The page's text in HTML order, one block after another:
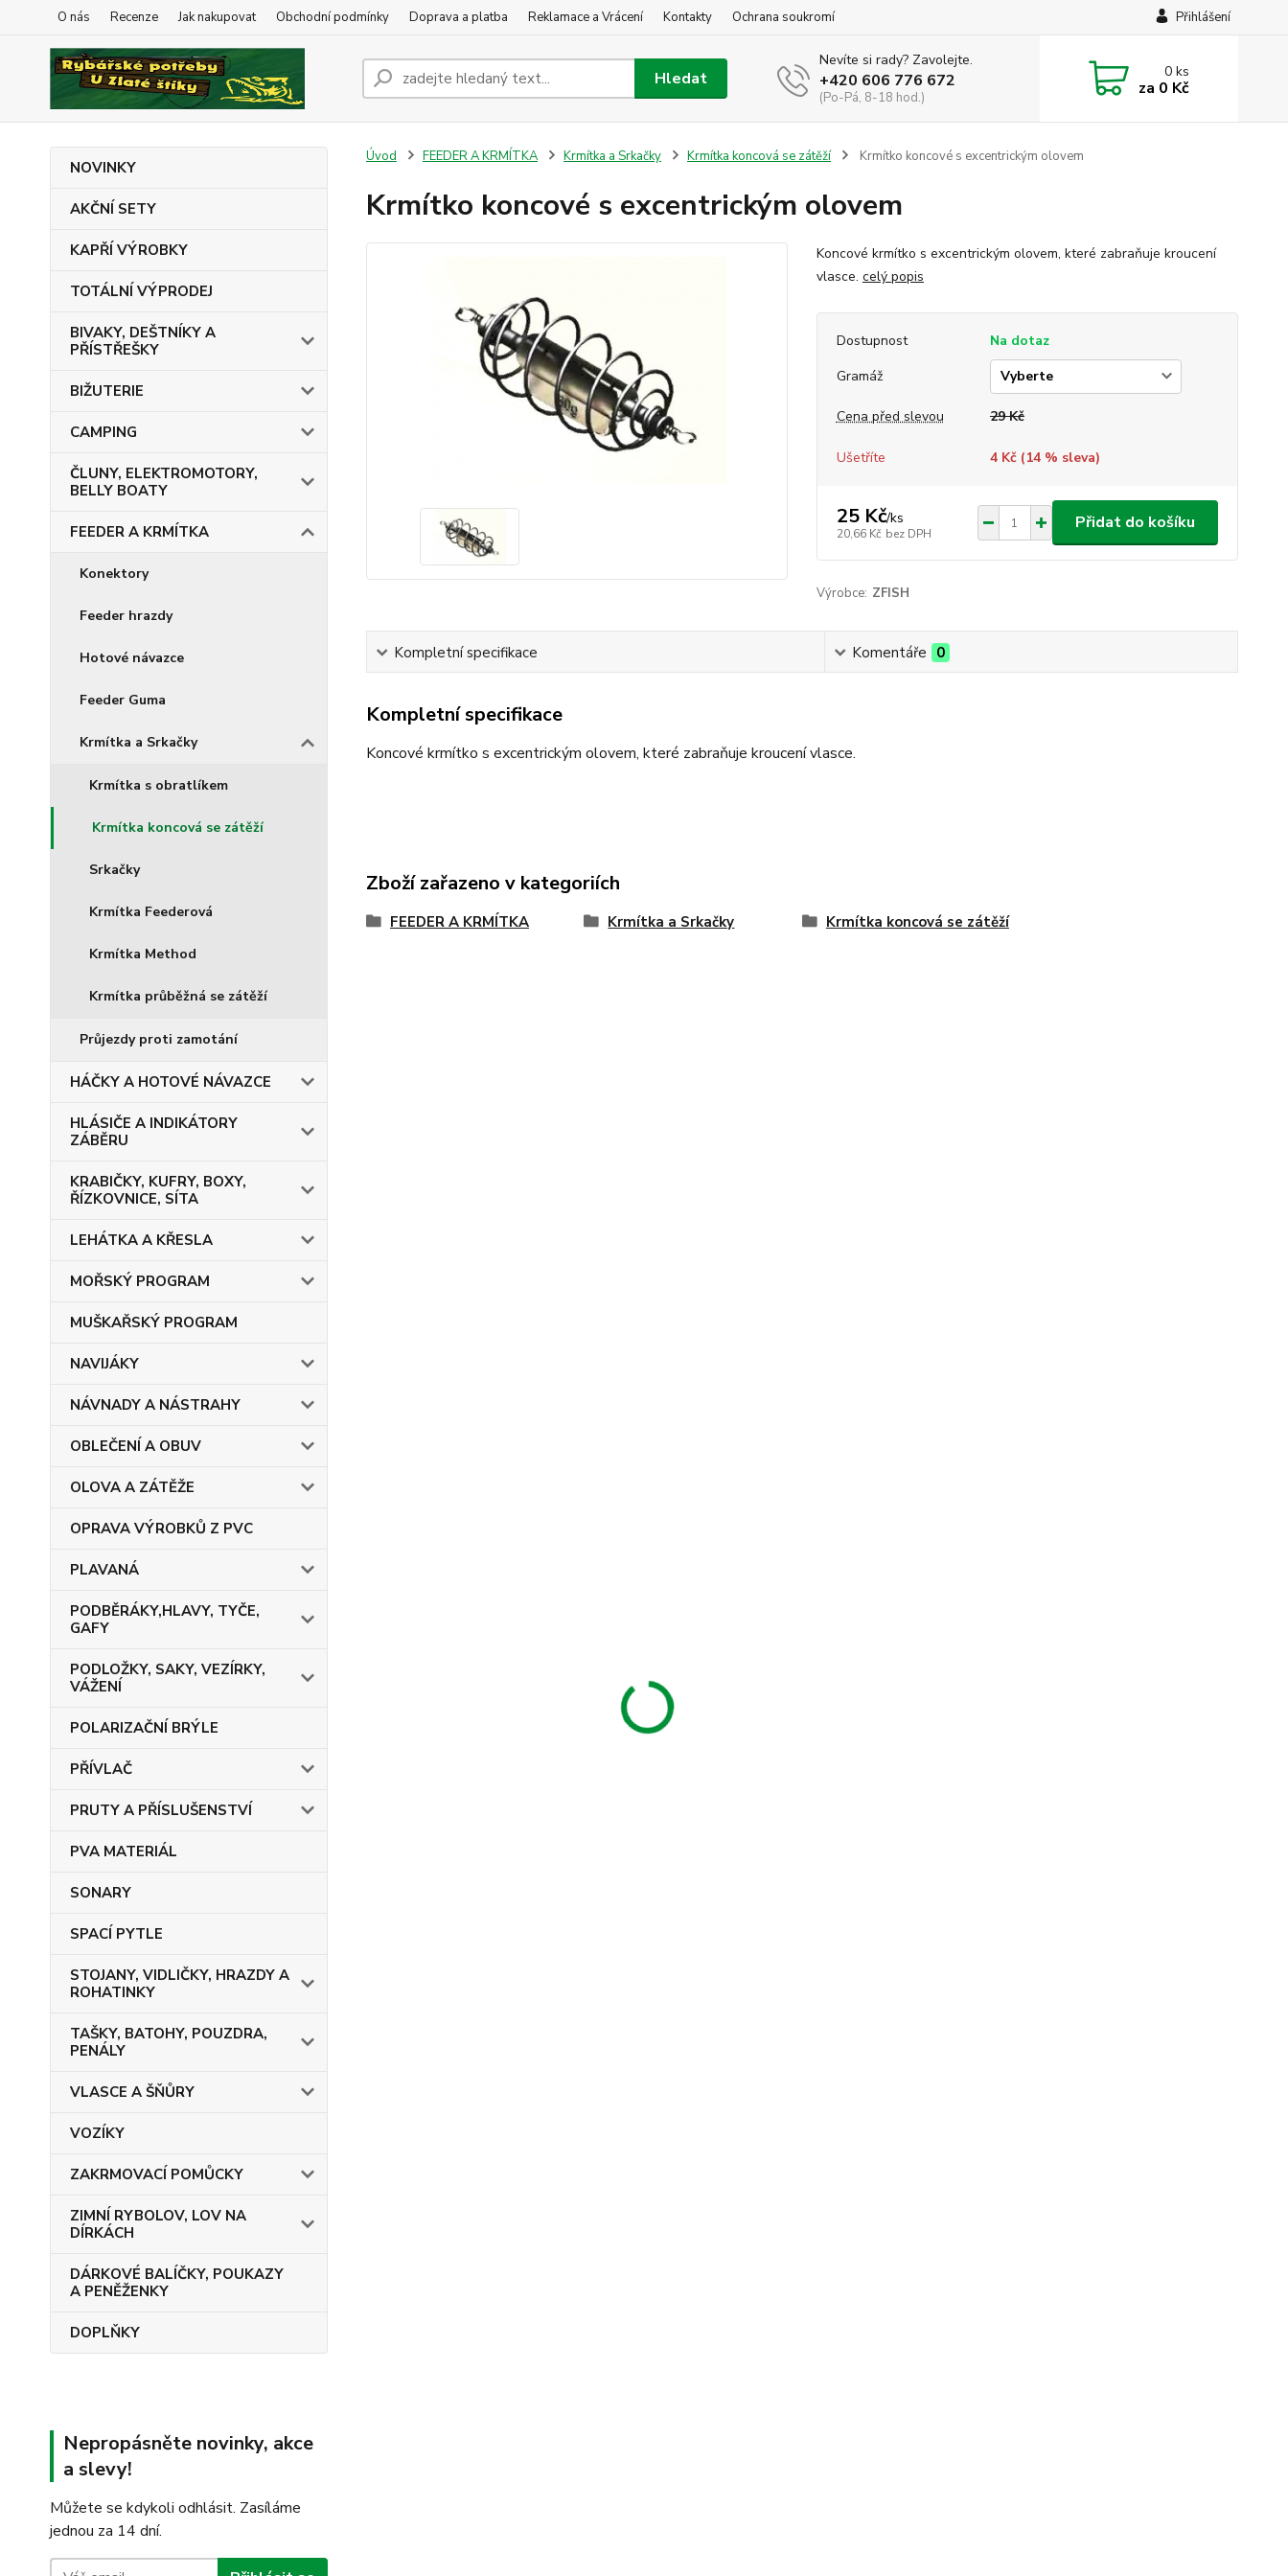
O nás Recenze Jak nakupovat Obchodní podmínky Doprava a platba Reklamace a Vrácení Kontakty Ochrana soukromí Přihlášení
Hledat
Nevíte si rady? Zavolejte.
+420 606 776 672
(Po-Pá, 8-18 hod.)
0ks
za 0 Kč
NOVINKY
AKČNÍ SETY
KAPŘÍ VÝROBKY
TOTÁLNÍ VÝPRODEJ
BIVAKY, DEŠTNÍKY A
PŘÍSTŘEŠKY
BIŽUTERIE
CAMPING
ČLUNY, ELEKTROMOTORY,
BELLY BOATY
FEEDER A KRMÍTKA
Konektory
Feeder hrazdy
Hotové návazce
Feeder Guma
Krmítka a Srkačky
Krmítka s obratlíkem
Krmítka koncová se zátěží
Srkačky
Krmítka Feederová
Krmítka Method
Krmítka průběžná se zátěží
Průjezdy proti zamotání
HÁČKY A HOTOVÉ NÁVAZCE
HLÁSIČE A INDIKÁTORY
ZÁBĚRU
KRABIČKY, KUFRY, BOXY,
ŘÍZKOVNICE, SÍTA
LEHÁTKA A KŘESLA
MOŘSKÝ PROGRAM
MUŠKAŘSKÝ PROGRAM
NAVIJÁKY
NÁVNADY A NÁSTRAHY
OBLEČENÍ A OBUV
OLOVA A ZÁTĚŽE
OPRAVA VÝROBKŮ Z PVC
PLAVANÁ
PODBĚRÁKY,HLAVY, TYČE,
GAFY
PODLOŽKY, SAKY, VEZÍRKY,
VÁŽENÍ
POLARIZAČNÍ BRÝLE
PŘÍVLAČ
PRUTY A PŘÍSLUŠENSTVÍ
PVA MATERIÁL
SONARY
SPACÍ PYTLE
STOJANY, VIDLIČKY, HRAZDY A
ROHATINKY
TAŠKY, BATOHY, POUZDRA,
PENÁLY
VLASCE A ŠŇŮRY
VOZÍKY
ZAKRMOVACÍ POMŮCKY
ZIMNÍ RYBOLOV, LOV NA
DÍRKÁCH
DÁRKOVÉ BALÍČKY, POUKAZY
A PENĚŽENKY
DOPLŇKY
Nepropásněte novinky, akce
a slevy!
Můžete se kdykoli odhlásit. Zasíláme
jednou za 14 dní.
Úvod FEEDER A KRMÍTKA Krmítka a Srkačky Krmítka koncová se zátěží Krmítko koncové s excentrickým olovem
Krmítko koncové s excentrickým olovem
Koncové krmítko s excentrickým olovem, které zabraňuje kroucení
vlasce. celý popis
Dostupnost
Na dotaz
Gramáž
Cena před slevou 29 Kč
Ušetříte 4 Kč (14% sleva)
25 Kč/ks
20,66 Kč bez DPH
Přidat do košíku
Výrobce: ZFISH
Kompletní specifikace Komentáře 0
Kompletní specifikace
Koncové krmítko s excentrickým olovem, které zabraňuje kroucení vlasce.
Zboží zařazeno v kategoriích
FEEDER A KRMÍTKA Krmítka a Srkačky Krmítka koncová se zátěží